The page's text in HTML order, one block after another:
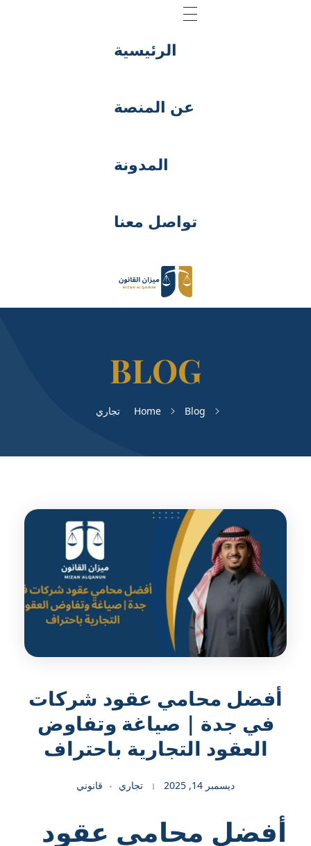
الرئيسية
عن المنصة
المدونة
تواصل معنا
Home Blog تجاري
أفضل محامي عقود شركات
في جدة | صياغة وتفاوض
العقود التجارية باحتراف
ديسمبر 14, 2025 تجاري قانوني
أفضل محامي عقود